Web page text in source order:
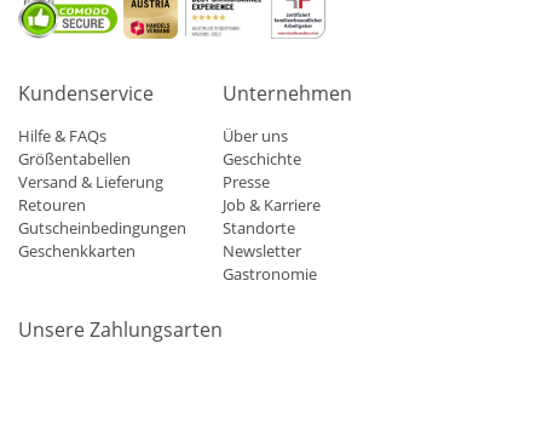
Kundenservice
Hilfe & FAQs
Größentabellen
Versand & Lieferung
Retouren
Gutscheinbedingungen
Geschenkkarten
Unternehmen
Über uns
Geschichte
Presse
Job & Karriere
Standorte
Newsletter
Gastronomie
Unsere Zahlungsarten